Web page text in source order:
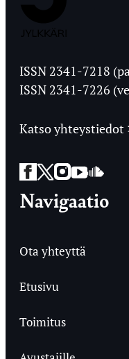
Ylioppilaslehti
ISSN 2341-7218
ISSN 2341-7226
Katso yhteystiedot
Facebook
Twitter
Instagram
YouTube
Navigaatio
Ota yhteyttä
Etusivu
Toimitus